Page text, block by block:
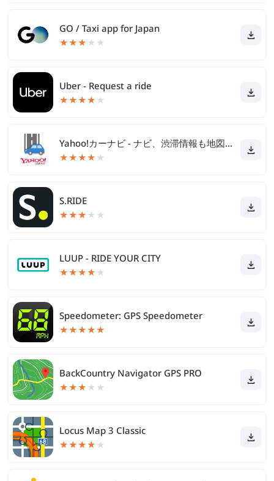
GO / Taxi app for Japan
★★★ ★ ★
Uber - Request a ride
★★★★ ★
Yahoo!カーナビ - ナビ、渋滞情報も地図も自動更新
★★★★ ★
S.RIDE
★★★ ★ ★
LUUP - RIDE YOUR CITY
★★★★ ★
Speedometer: GPS Speedometer
★★★★★
BackCountry Navigator GPS PRO
★★★ ★ ★
Locus Map 3 Classic
★★★★ ★